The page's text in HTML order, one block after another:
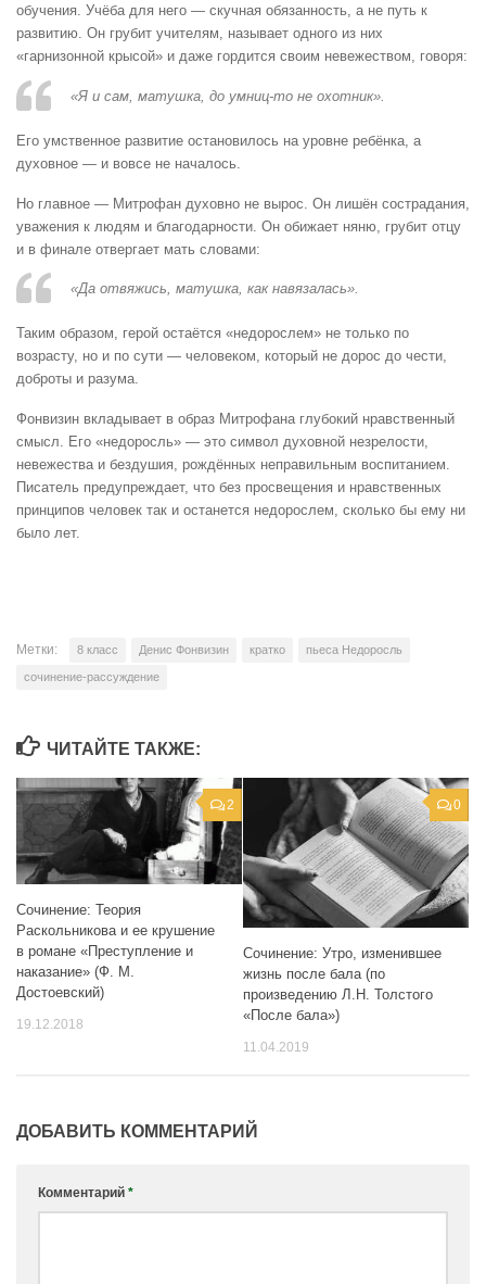
обучения. Учёба для него — скучная обязанность, а не путь к
развитию. Он грубит учителям, называет одного из них
«гарнизонной крысой» и даже гордится своим невежеством, говоря:
«Я и сам, матушка, до умниц-то не охотник».
Его умственное развитие остановилось на уровне ребёнка, а
духовное — и вовсе не началось.
Но главное — Митрофан духовно не вырос. Он лишён сострадания,
уважения к людям и благодарности. Он обижает няню, грубит отцу
и в финале отвергает мать словами:
«Да отвяжись, матушка, как навязалась».
Таким образом, герой остаётся «недорослем» не только по
возрасту, но и по сути — человеком, который не дорос до чести,
доброты и разума.
Фонвизин вкладывает в образ Митрофана глубокий нравственный
смысл. Его «недоросль» — это символ духовной незрелости,
невежества и бездушия, рождённых неправильным воспитанием.
Писатель предупреждает, что без просвещения и нравственных
принципов человек так и останется недорослем, сколько бы ему ни
было лет.
Метки: 8 класс Денис Фонвизин кратко пьеса Недоросль
сочинение-рассуждение
ЧИТАЙТЕ ТАКЖЕ:
2
Сочинение: Теория
Раскольникова и ее крушение
в романе «Преступление и
наказание» (Ф. М.
Достоевский)
19.12.2018
0
Сочинение: Утро, изменившее
жизнь после бала (по
произведению Л.Н. Толстого
«После бала»)
11.04.2019
ДОБАВИТЬ КОММЕНТАРИЙ
Комментарий *